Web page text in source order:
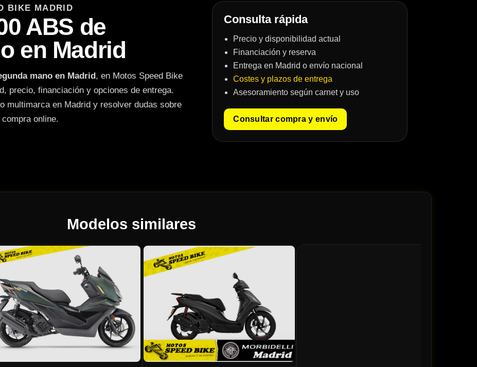
BIKE MADRID
ABS de
en Madrid
mano en Madrid, en Motos Speed Bike
precio, financiación y opciones de entrega.
multimarca en Madrid y resolver dudas sobre
online.
Consulta rápida
Precio y disponibilidad actual
Financiación y reserva
Entrega en Madrid o envío nacional
Costes y plazos de entrega
Asesoramiento según carnet y uso
Consultar compra y envío
Modelos similares